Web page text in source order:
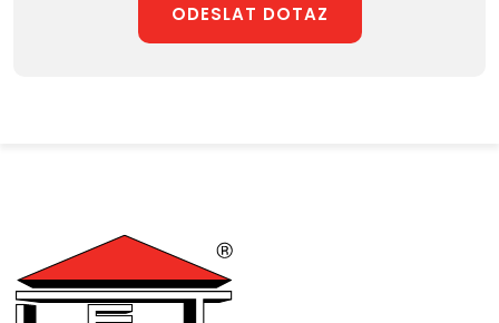
ODESLAT DOTAZ